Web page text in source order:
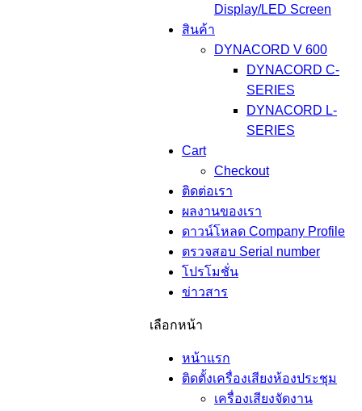
Display/LED Screen
สินค้า
DYNACORD V 600
DYNACORD C-
SERIES
DYNACORD L-
SERIES
Cart
Checkout
ติดต่อเรา
ผลงานของเรา
ดาวน์โหลด Company Profile
ตรวจสอบ Serial number
โปรโมชั่น
ข่าวสาร
เลือกหน้า
หน้าแรก
ติดตั้งเครื่องเสียงห้องประชุม
เครื่องเสียงจัดงาน